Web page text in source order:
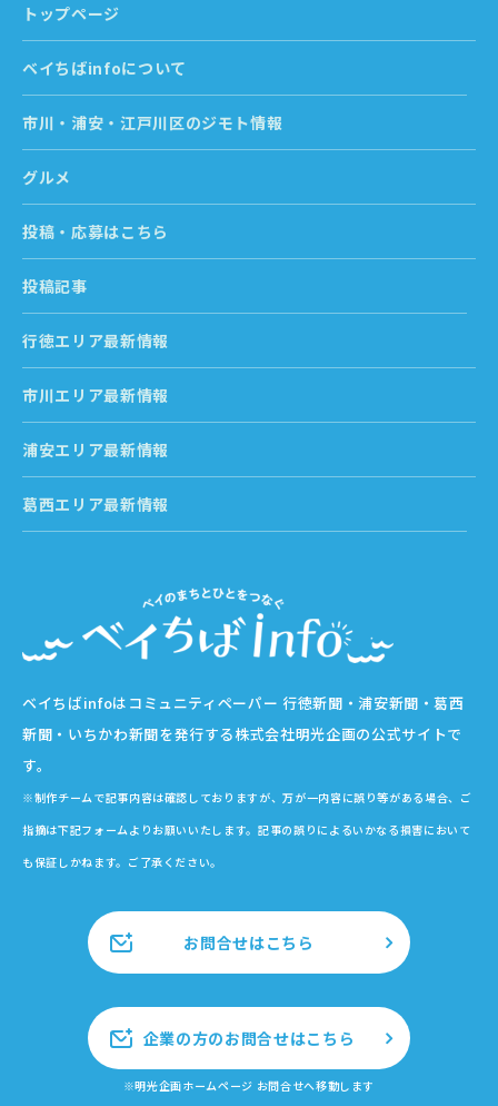
ベイちばinfoはコミュニティペーパー 行徳新聞・浦安新聞・葛西
新聞・いちかわ新聞を発行する株式会社明光企画の公式サイトで
す。
※制作チームで記事内容は確認しておりますが、万が一内容に誤り等がある場合、ご
指摘は下記フォームよりお願いいたします。記事の誤りによるいかなる損害において
も保証しかねます。ご了承ください。
お問合せはこちら
企業の方のお問合せはこちら
※明光企画ホームページ お問合せへ移動します
トップページ
ベイちばinfoについて
市川・浦安・江戸川区のジモト情報
グルメ
投稿・応募はこちら
投稿記事
行徳エリア最新情報
市川エリア最新情報
浦安エリア最新情報
葛西エリア最新情報